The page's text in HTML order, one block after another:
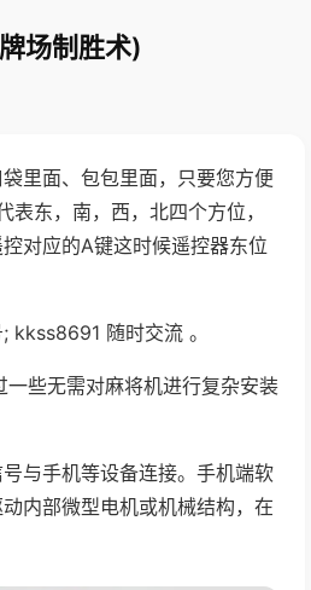
场制胜术)
里面、包包里面，只要您方便
东，南，西，北四个方位，
对应的A键这时候遥控器东位
kkss8691 随时交流 。
些无需对麻将机进行复杂安装
与手机等设备连接。手机端软
内部微型电机或机械结构，在